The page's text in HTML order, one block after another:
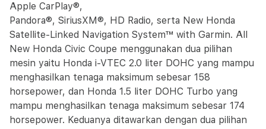
Apple CarPlay®,
Pandora®, SiriusXM®, HD Radio, serta New Honda
Satellite-Linked Navigation System™ with Garmin. All
New Honda Civic Coupe menggunakan dua pilihan
mesin yaitu Honda i-VTEC 2.0 liter DOHC yang mampu
menghasilkan tenaga maksimum sebesar 158
horsepower, dan Honda 1.5 liter DOHC Turbo yang
mampu menghasilkan tenaga maksimum sebesar 174
horsepower. Keduanya ditawarkan dengan dua pilihan